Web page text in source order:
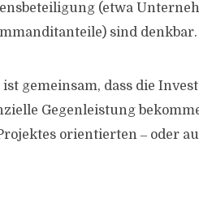
(etwa
sind denkbar.
gemeinsam, dass die
Gegenleistung
orientierten ‒ oder